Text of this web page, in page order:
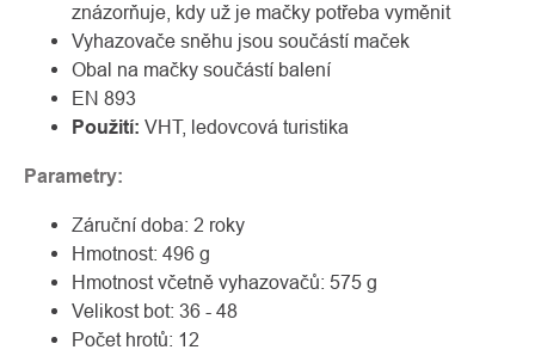
znázorňuje, kdy už je mačky potřeba vyměnit
Vyhazovače sněhu jsou součástí maček
Obal na mačky součástí balení
EN 893
Použití: VHT, ledovcová turistika
Parametry:
Záruční doba: 2 roky
Hmotnost: 496 g
Hmotnost včetně vyhazovačů: 575 g
Velikost bot: 36 - 48
Počet hrotů: 12